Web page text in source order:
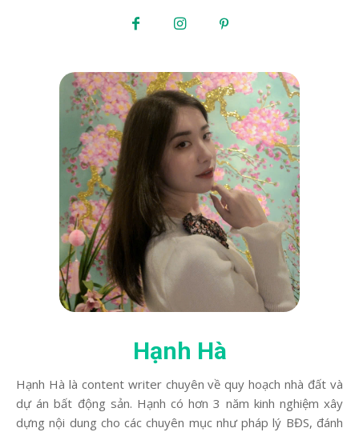
Hạnh Hà
Hạnh Hà là content writer chuyên về quy hoạch nhà đất và
dự án bất động sản. Hạnh có hơn 3 năm kinh nghiệm xây
dựng nội dung cho các chuyên mục như pháp lý BĐS, đánh